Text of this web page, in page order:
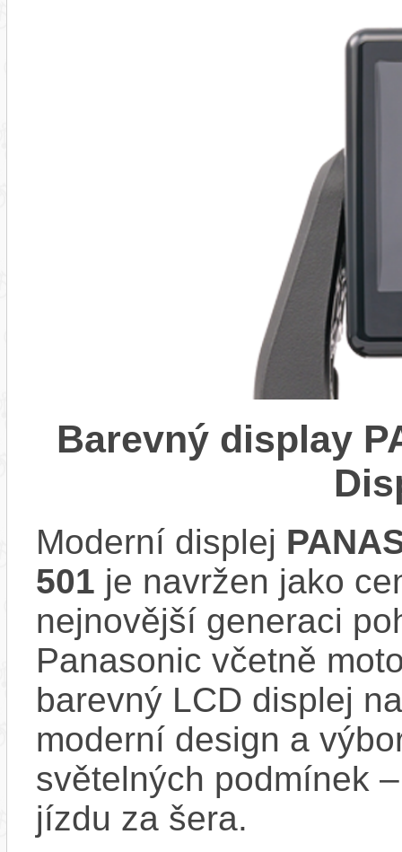
Barevný display
Moderní displej
501 je navržen jako
nejnovější generaci
Panasonic včetně
barevný LCD displej
moderní design a
světelných podmínek
jízdu za šera.